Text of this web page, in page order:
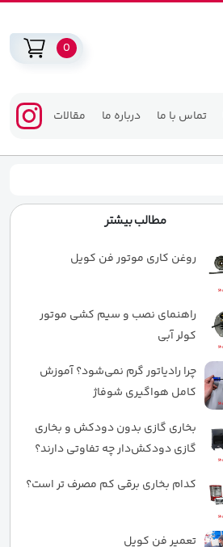
0
تماس با ما درباره ما مقالات
مطالب بیشتر
روغن کاری موتور فن کویل
راهنمای نصب و سیم کشی موتور
کولر آبی
چرا رادیاتور گرم نمی‌شود؟ آموزش
کامل هواگیری شوفاژ
بخاری گازی بدون دودکش و بخاری
گازی دودکش‌دار چه تفاوتی دارند؟
کدام بخاری برقی کم مصرف تر است؟
تعمیر فن کویل